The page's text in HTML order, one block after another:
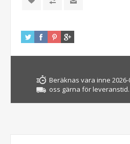
Beräknas vara inne
oss gärna för leveranstid.